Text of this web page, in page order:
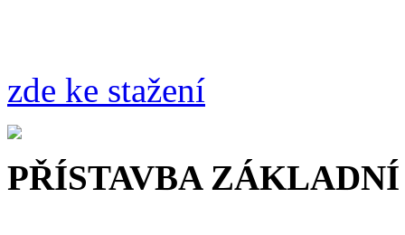
zde ke stažení
PŘÍSTAVBA